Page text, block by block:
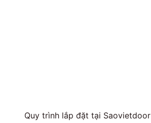
Quy trình lắp đặt tại Saovietdoor